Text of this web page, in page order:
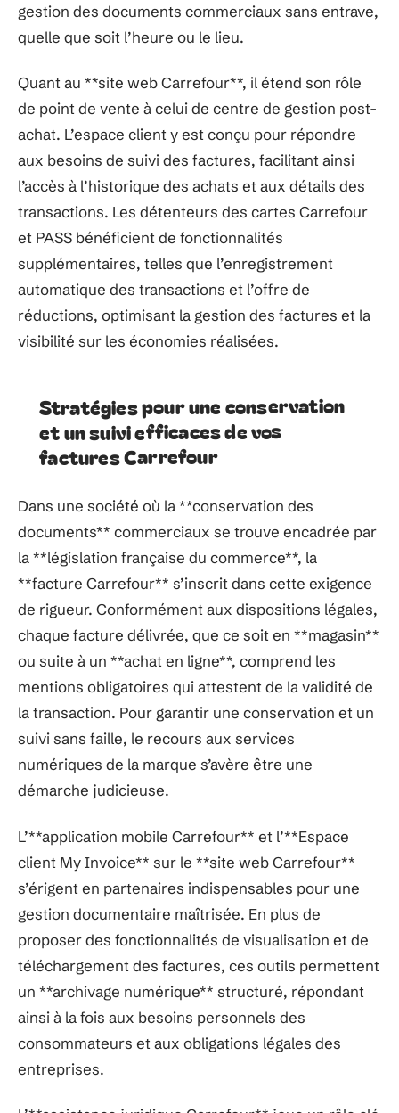
gestion des documents commerciaux sans entrave,
quelle que soit l’heure ou le lieu.
Quant au **site web Carrefour**, il étend son rôle
de point de vente à celui de centre de gestion post-
achat. L’espace client y est conçu pour répondre
aux besoins de suivi des factures, facilitant ainsi
l’accès à l’historique des achats et aux détails des
transactions. Les détenteurs des cartes Carrefour
et PASS bénéficient de fonctionnalités
supplémentaires, telles que l’enregistrement
automatique des transactions et l’offre de
réductions, optimisant la gestion des factures et la
visibilité sur les économies réalisées.
Stratégies pour une conservation
et un suivi efficaces de vos
factures Carrefour
Dans une société où la **conservation des
documents** commerciaux se trouve encadrée par
la **législation française du commerce**, la
**facture Carrefour** s’inscrit dans cette exigence
de rigueur. Conformément aux dispositions légales,
chaque facture délivrée, que ce soit en **magasin**
ou suite à un **achat en ligne**, comprend les
mentions obligatoires qui attestent de la validité de
la transaction. Pour garantir une conservation et un
suivi sans faille, le recours aux services
numériques de la marque s’avère être une
démarche judicieuse.
L’**application mobile Carrefour** et l’**Espace
client My Invoice** sur le **site web Carrefour**
s’érigent en partenaires indispensables pour une
gestion documentaire maîtrisée. En plus de
proposer des fonctionnalités de visualisation et de
téléchargement des factures, ces outils permettent
un **archivage numérique** structuré, répondant
ainsi à la fois aux besoins personnels des
consommateurs et aux obligations légales des
entreprises.